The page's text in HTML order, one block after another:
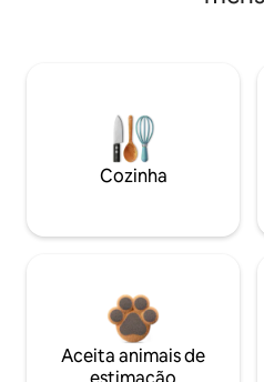
Cozinha
Aceita animais de